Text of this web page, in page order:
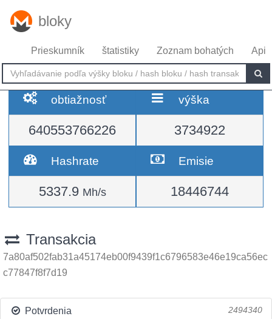
bloky
Prieskumník štatistiky Zoznam bohatých Api
obtiažnosť
640553766226
výška
3734922
Hashrate
5337.9 Mh/s
Emisie
18446744
Transakcia
7a80af502fab31a45174eb00f9439f1c6796583e46e19ca56ec
c77847f8f7d19
Potvrdenia 2494340